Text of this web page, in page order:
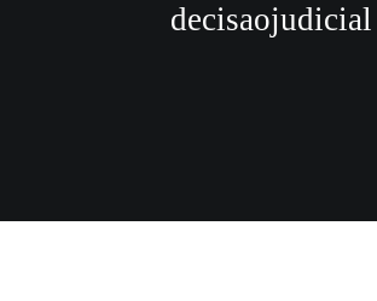
decisaojudicial